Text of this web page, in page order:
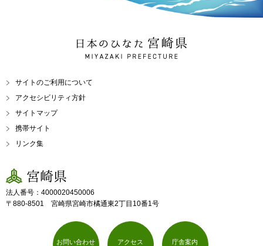
日本のひなた 宮崎県
MIYAZAKI PREFECTURE
サイトのご利用について
アクセシビリティ方針
サイトマップ
携帯サイト
リンク集
宮崎県
法人番号：4000020450006
〒880-8501 宮崎県宮崎市橘通東2丁目10番1号
お問い合わせ アクセス 庁舎案内